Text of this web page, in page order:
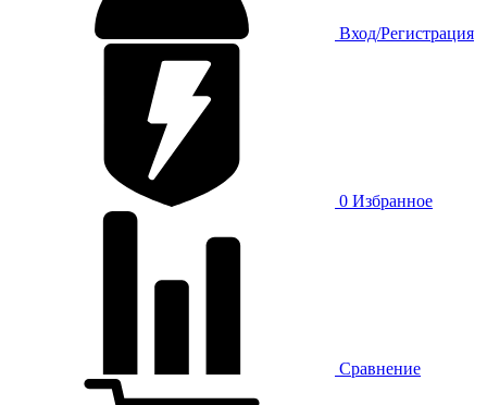
Вход/Регистрация
0 Избранное
Сравнение